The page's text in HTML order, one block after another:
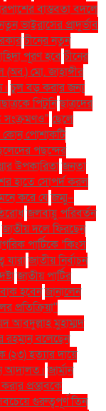
বাস্তবতা বদলে
ভাইরাসের প্রাদুর্ভাব
চীনের নতুন
পূরণ হবেচীনের
(অব.) মো. জাহাঙ্গীর
চুল বড় করার জন্য
পিটুনিছাত্রদের
সংক্রমণও" ছেলে
কোন পোশাকটি
পছন্দের
উপকারিতাজনতা
হাতে সোপর্দ করল
করে যেজম্মু–
জলবায়ু পরিবর্তন
জাতীয় দলে ফিরছেন
পার্টিকে ‘কিংস
যারাজাতীয় নির্বাচন
জাতীয় পার্টির
হবেনজানালেন
প্রতিক্রিয়া''
আবদুল্লাহ মুহাম্মদ
রহমান বলেছেন
(২৩) হত্যার দায়ে
আদালত। জার্মান
করার প্রস্তাবকে
গুরুত্বপূর্ণ তিন